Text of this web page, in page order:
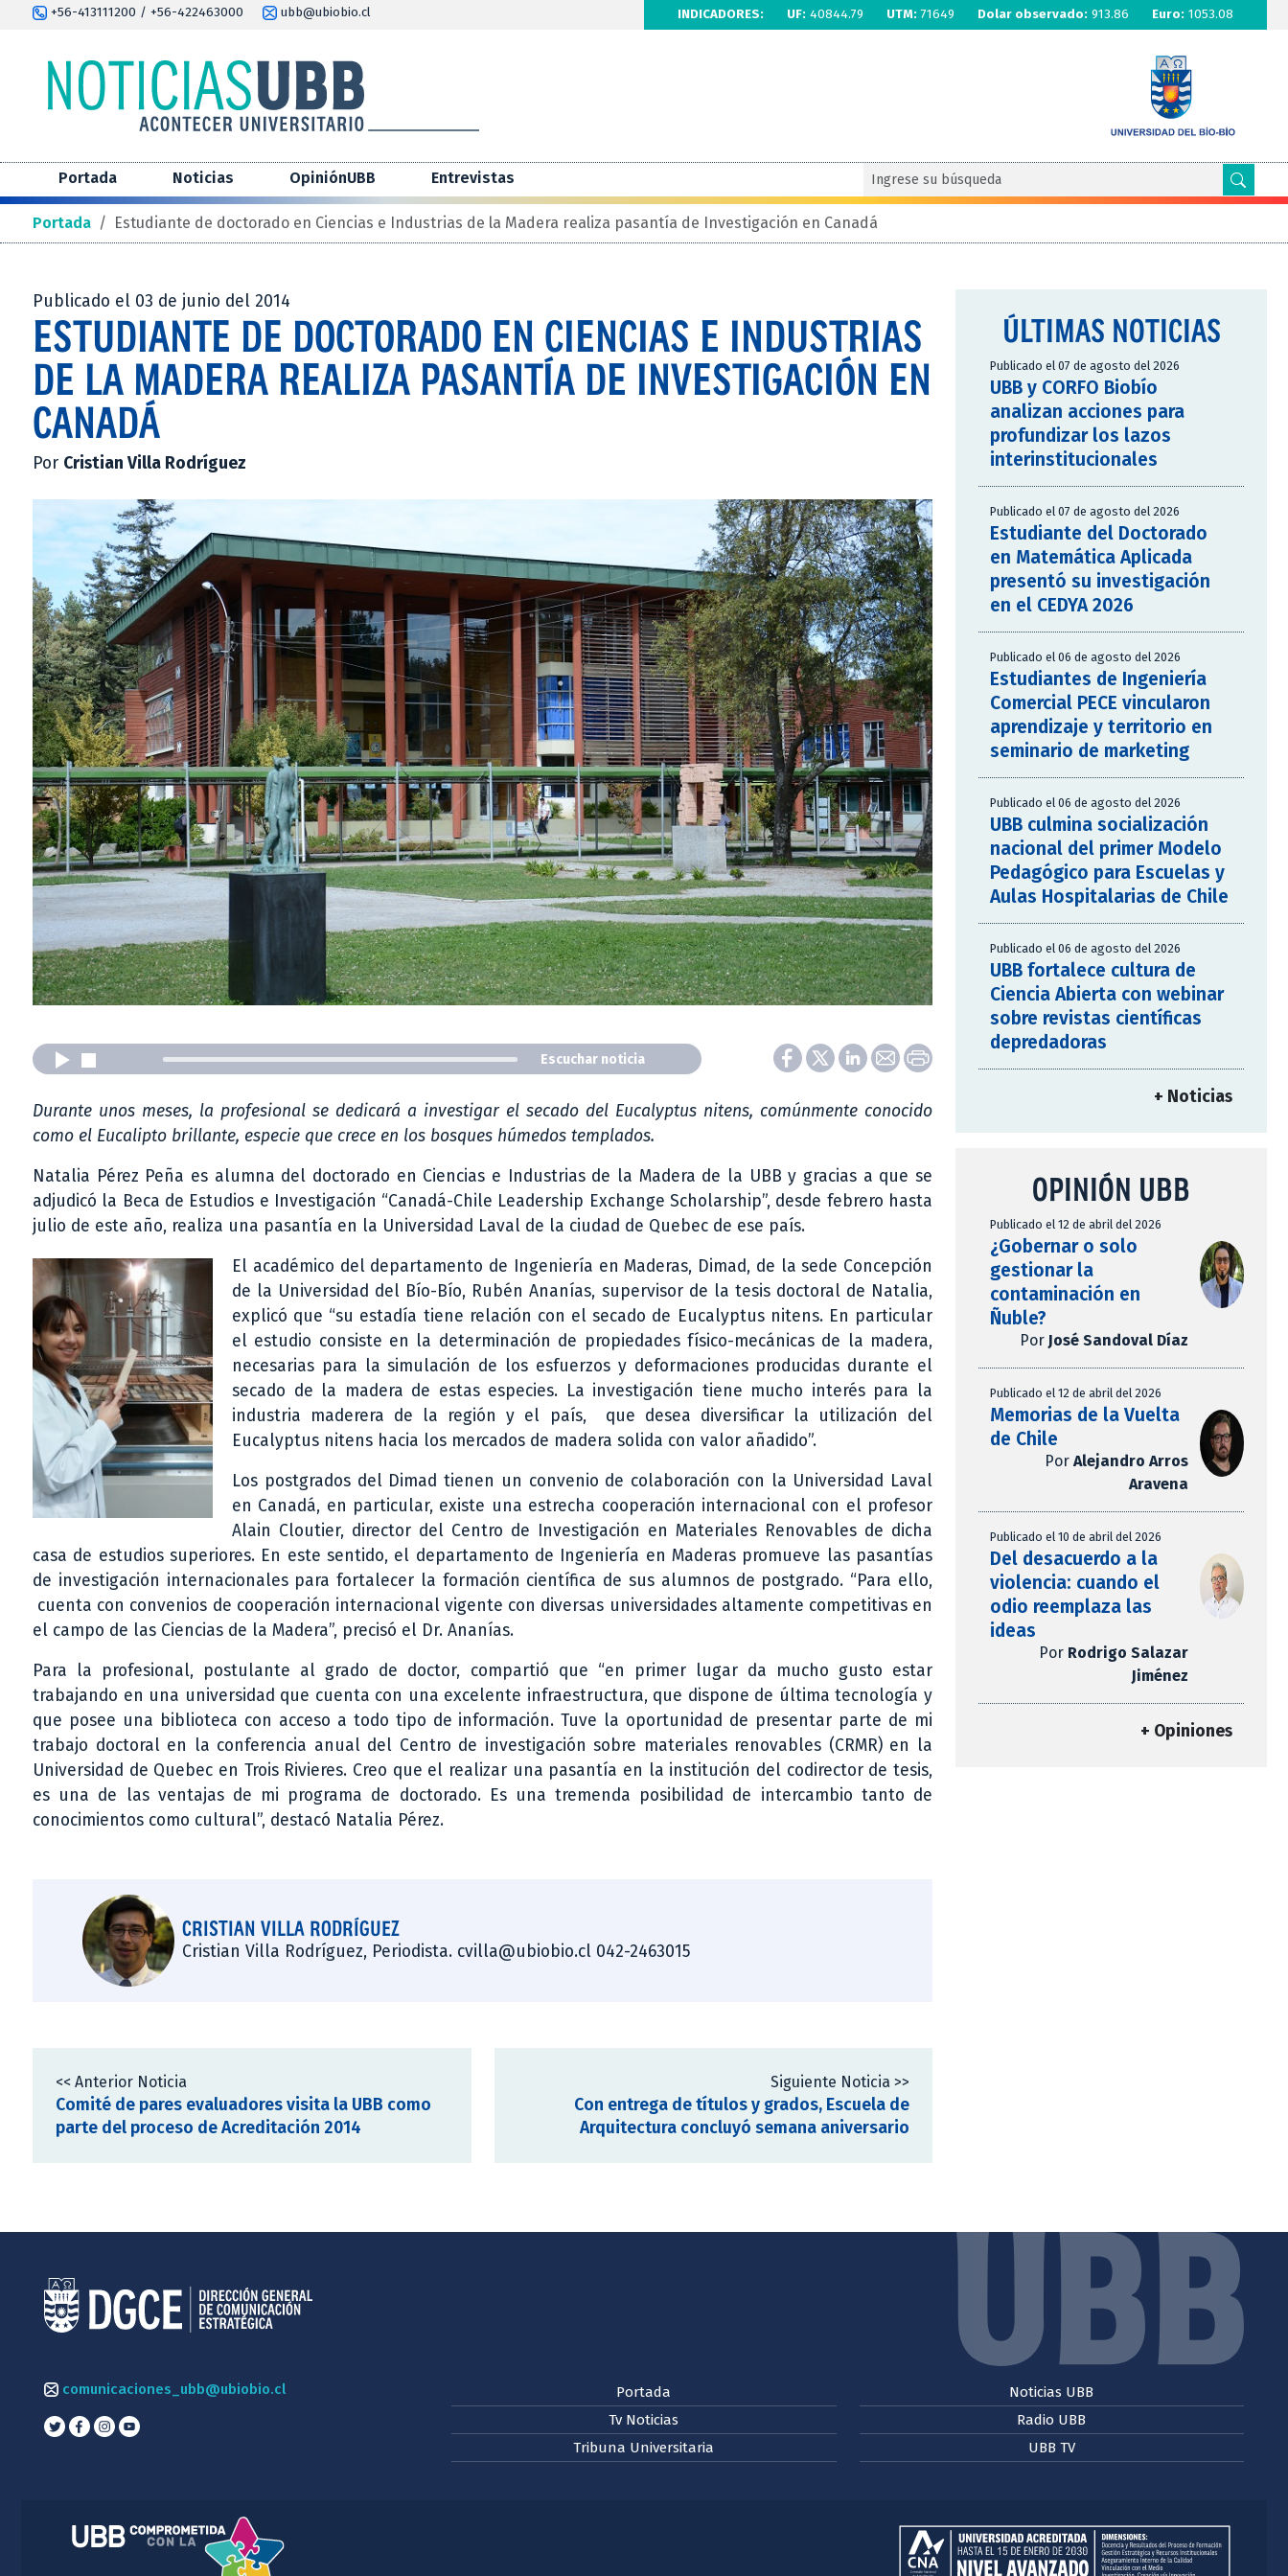
+56-413111200 / +56-422463000 ubb@ubiobio.cl INDICADORES: UF: 40844.79 UTM: 71649 Dolar observado: 913.86 Euro: 1053.08
Portada Noticias OpiniónUBB Entrevistas
Portada / Estudiante de doctorado en Ciencias e Industrias de la Madera realiza pasantía de Investigación en Canadá
Publicado el 03 de junio del 2014
ESTUDIANTE DE DOCTORADO EN CIENCIAS E INDUSTRIAS
DE LA MADERA REALIZA PASANTÍA DE INVESTIGACIÓN EN
CANADÁ
Por Cristian Villa Rodríguez
Escuchar noticia
Durante unos meses, la profesional se dedicará a investigar el secado del Eucalyptus nitens, comúnmente conocido
como el Eucalipto brillante, especie que crece en los bosques húmedos templados.
Natalia Pérez Peña es alumna del doctorado en Ciencias e Industrias de la Madera de la UBB y gracias a que se
adjudicó la Beca de Estudios e Investigación “Canadá-Chile Leadership Exchange Scholarship”, desde febrero hasta
julio de este año, realiza una pasantía en la Universidad Laval de la ciudad de Quebec de ese país.
El académico del departamento de Ingeniería en Maderas, Dimad, de la sede Concepción
de la Universidad del Bío-Bío, Rubén Ananías, supervisor de la tesis doctoral de Natalia,
explicó que “su estadía tiene relación con el secado de Eucalyptus nitens. En particular
el estudio consiste en la determinación de propiedades físico-mecánicas de la madera,
necesarias para la simulación de los esfuerzos y deformaciones producidas durante el
secado de la madera de estas especies. La investigación tiene mucho interés para la
industria maderera de la región y el país, que desea diversificar la utilización del
Eucalyptus nitens hacia los mercados de madera solida con valor añadido”.
Los postgrados del Dimad tienen un convenio de colaboración con la Universidad Laval
en Canadá, en particular, existe una estrecha cooperación internacional con el profesor
Alain Cloutier, director del Centro de Investigación en Materiales Renovables de dicha
casa de estudios superiores. En este sentido, el departamento de Ingeniería en Maderas promueve las pasantías
de investigación internacionales para fortalecer la formación científica de sus alumnos de postgrado. “Para ello,
cuenta con convenios de cooperación internacional vigente con diversas universidades altamente competitivas en
el campo de las Ciencias de la Madera”, precisó el Dr. Ananías.
Para la profesional, postulante al grado de doctor, compartió que “en primer lugar da mucho gusto estar
trabajando en una universidad que cuenta con una excelente infraestructura, que dispone de última tecnología y
que posee una biblioteca con acceso a todo tipo de información. Tuve la oportunidad de presentar parte de mi
trabajo doctoral en la conferencia anual del Centro de investigación sobre materiales renovables (CRMR) en la
Universidad de Quebec en Trois Rivieres. Creo que el realizar una pasantía en la institución del codirector de tesis,
es una de las ventajas de mi programa de doctorado. Es una tremenda posibilidad de intercambio tanto de
conocimientos como cultural”, destacó Natalia Pérez.
CRISTIAN VILLA RODRÍGUEZ
Cristian Villa Rodríguez, Periodista. cvilla@ubiobio.cl 042-2463015
<< Anterior Noticia
Comité de pares evaluadores visita la UBB como
parte del proceso de Acreditación 2014
Siguiente Noticia >>
Con entrega de títulos y grados, Escuela de
Arquitectura concluyó semana aniversario
ÚLTIMAS NOTICIAS
Publicado el 07 de agosto del 2026
UBB y CORFO Biobío
analizan acciones para
profundizar los lazos
interinstitucionales
Publicado el 07 de agosto del 2026
Estudiante del Doctorado
en Matemática Aplicada
presentó su investigación
en el CEDYA 2026
Publicado el 06 de agosto del 2026
Estudiantes de Ingeniería
Comercial PECE vincularon
aprendizaje y territorio en
seminario de marketing
Publicado el 06 de agosto del 2026
UBB culmina socialización
nacional del primer Modelo
Pedagógico para Escuelas y
Aulas Hospitalarias de Chile
Publicado el 06 de agosto del 2026
UBB fortalece cultura de
Ciencia Abierta con webinar
sobre revistas científicas
depredadoras
+ Noticias
OPINIÓN UBB
Publicado el 12 de abril del 2026
¿Gobernar o solo
gestionar la
contaminación en
Ñuble?
Por José Sandoval Díaz
Publicado el 12 de abril del 2026
Memorias de la Vuelta
de Chile
Por Alejandro Arros
Aravena
Publicado el 10 de abril del 2026
Del desacuerdo a la
violencia: cuando el
odio reemplaza las
ideas
Por Rodrigo Salazar
Jiménez
+ Opiniones
comunicaciones_ubb@ubiobio.cl
Portada
Tv Noticias
Tribuna Universitaria
Noticias UBB
Radio UBB
UBB TV